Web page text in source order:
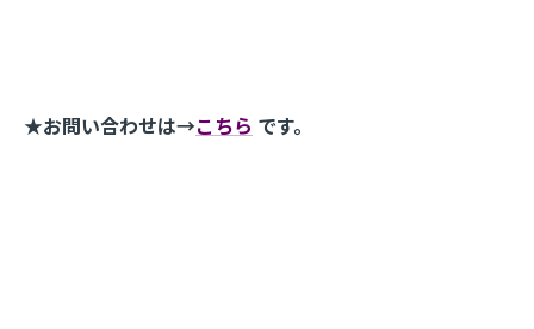
★お問い合わせは→こちら です。